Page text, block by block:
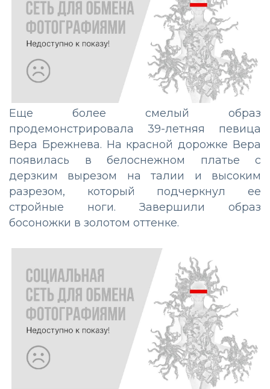
Еще более смелый образ
продемонстрировала 39-летняя певица
Вера Брежнева. На красной дорожке Вера
появилась в белоснежном платье с
дерзким вырезом на талии и высоким
разрезом, который подчеркнул ее
стройные ноги. Завершили образ
босоножки в золотом оттенке.